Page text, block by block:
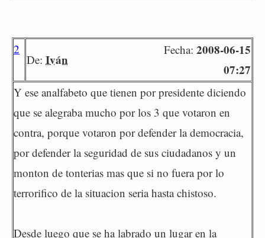
2
De: Iván
Fecha: 2008-06-15
07:27
Y ese analfabeto que tienen por presidente diciendo
que se alegraba mucho por los 3 que votaron en
contra, porque votaron por defender la democracia,
por defender la seguridad de sus ciudadanos y un
monton de tonterias mas que si no fuera por lo
terrorifico de la situacion seria hasta chistoso.
Desde luego que se ha labrado un lugar en la